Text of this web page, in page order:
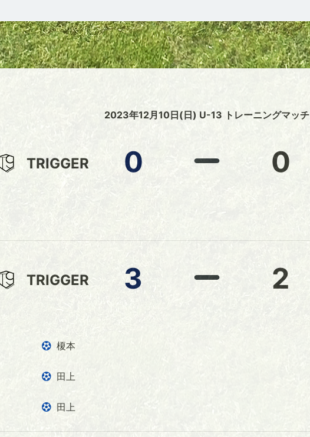
2023年12月10日(日) U-13 トレーニングマッチ
TRIGGER 0 0
TRIGGER 3 2
榎本
田上
田上